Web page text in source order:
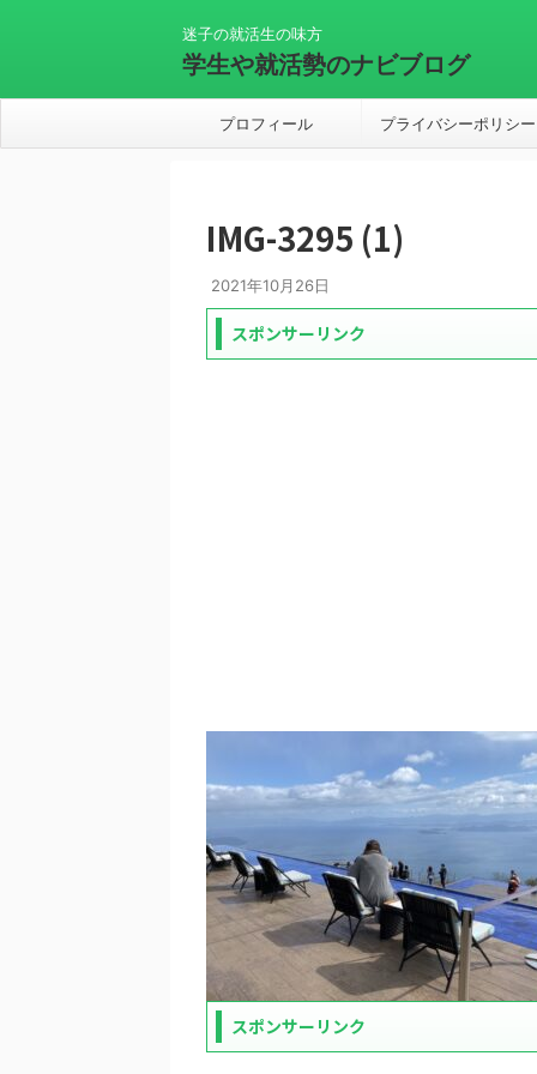
迷子の就活生の味方
学生や就活勢のナビブログ
プロフィール プライバシーポリシー
IMG-3295 (1)
2021年10月26日
スポンサーリンク
スポンサーリンク